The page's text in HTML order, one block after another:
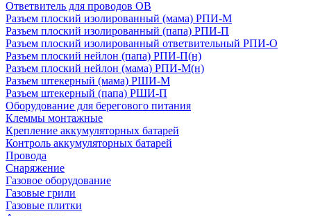
Ответвитель для проводов ОВ
Разъем плоский изолированный (мама) РПИ-М
Разъем плоский изолированный (папа) РПИ-П
Разъем плоский изолированный ответвительный РПИ-О
Разъем плоский нейлон (папа) РПИ-П(н)
Разъем плоский нейлон (мама) РПИ-М(н)
Разъем штекерный (мама) РШИ-М
Разъем штекерный (папа) РШИ-П
Оборудование для берегового питания
Клеммы монтажные
Крепление аккумуляторных батарей
Контроль аккумуляторных батарей
Провода
Снаряжение
Газовое оборудование
Газовые грили
Газовые плитки